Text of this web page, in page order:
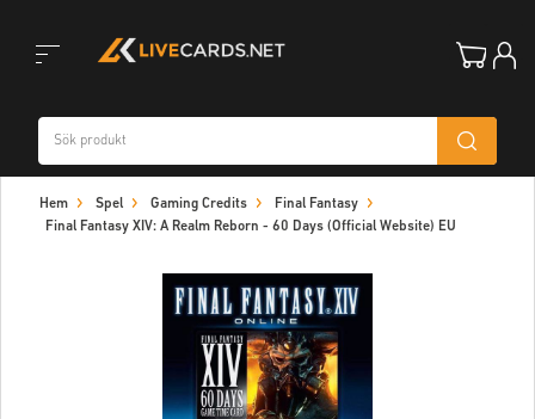
navigation
Hem Spel Gaming Credits
Final Fantasy
Final Fantasy XIV: A Realm Reborn - 60 Days (Official Website) EU